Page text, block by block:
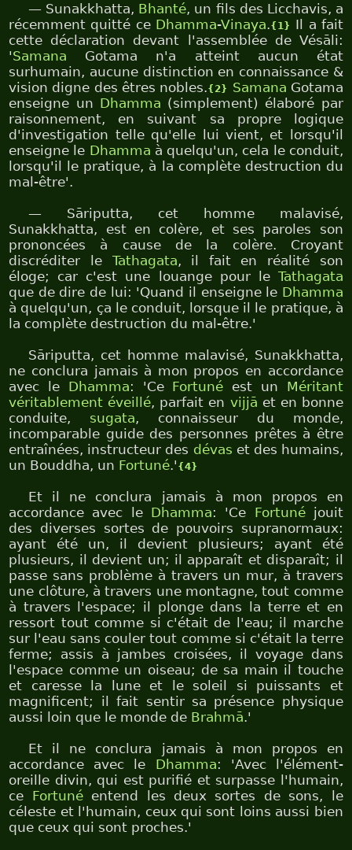
— Sunakkhatta, Bhanté, un fils des Licchavis, a
récemment quitté ce Dhamma-Vinaya.{1}
Il a fait
cette déclaration devant l'assemblée de Vésāli:
'Samana Gotama n'a atteint aucun état
surhumain, aucune distinction en connaissance &
vision digne des êtres nobles.{2} Samana Gotama
enseigne un Dhamma (simplement) élaboré par
raisonnement, en suivant sa propre logique
d'investigation telle qu'elle lui vient, et lorsqu'il
enseigne le Dhamma à quelqu'un, cela le conduit,
lorsqu'il le pratique, à la complète destruction du
mal-être'.
— Sāriputta, cet homme malavisé,
Sunakkhatta, est en colère, et ses paroles son
prononcées à cause de la colère. Croyant
discréditer le Tathagata, il fait en réalité son
éloge; car c'est une louange pour le Tathagata
que de dire de lui: 'Quand il enseigne le Dhamma
à quelqu'un, ça le conduit, lorsque il le pratique, à
la complète destruction du mal-être.'
Sāriputta, cet homme malavisé, Sunakkhatta,
ne conclura jamais à mon propos en accordance
avec le Dhamma: 'Ce Fortuné est un Méritant
véritablement éveillé, parfait en vijjā et en bonne
conduite, sugata, connaisseur du monde,
incomparable guide des personnes prêtes à être
entraînées, instructeur des dévas et des humains,
un Bouddha, un Fortuné.' {4}
Et il ne conclura jamais à mon propos en
accordance avec le Dhamma: 'Ce Fortunéjouit
des diverses sortes de pouvoirs supranormaux:
ayant été un, il devient plusieurs; ayant été
plusieurs, il devient un; il apparaît et disparaît; il
passe sans problème à travers un mur, à travers
une clôture, à travers une montagne, tout comme
à travers l'espace; il plonge dans la terre et en
ressort tout comme si c'était de l'eau; il marche
sur l'eau sans couler tout comme si c'était la terre
ferme; assis à jambes croisées, il voyage dans
l'espace comme un oiseau; de sa main il touche
et caresse la lune et le soleil si puissants et
magnificent; il fait sentir sa présence physique
aussi loin que le monde de Brahmā.'
Et il ne conclura jamais à mon propos en
accordance avec le Dhamma: 'Avec l'élément-
oreille divin, qui est purifié et surpasse l'humain,
ce Fortunéentend les deux sortes de sons, le
céleste et l'humain, ceux qui sont loins aussi bien
que ceux qui sont proches.'